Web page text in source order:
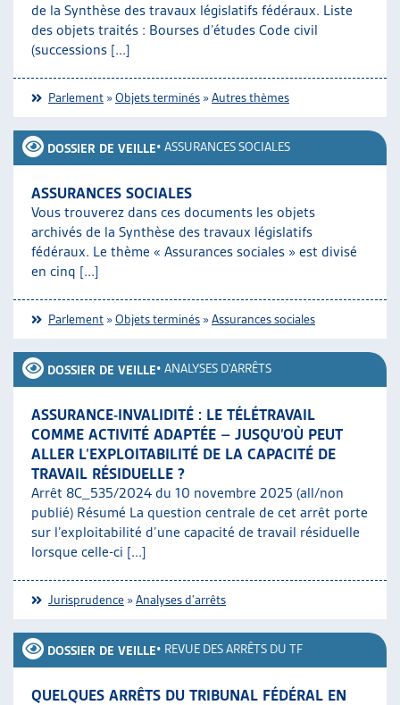
de la Synthèse des travaux législatifs fédéraux. Liste
des objets traités : Bourses d’études Code civil
(successions [...]
Parlement »Objets terminés »Autres thèmes
DOSSIER DE VEILLE• ASSURANCES SOCIALES
ASSURANCES SOCIALES
Vous trouverez dans ces documents les objets
archivés de la Synthèse des travaux législatifs
fédéraux. Le thème « Assurances sociales » est divisé
en cinq [...]
Parlement »Objets terminés »Assurances sociales
DOSSIER DE VEILLE• ANALYSES D'ARRÊTS
ASSURANCE-INVALIDITÉ : LE TÉLÉTRAVAIL
COMME ACTIVITÉ ADAPTÉE – JUSQU’OÙ PEUT
ALLER L’EXPLOITABILITÉ DE LA CAPACITÉ DE
TRAVAIL RÉSIDUELLE ?
Arrêt 8C_535/2024 du 10 novembre 2025 (all/non
publié) Résumé La question centrale de cet arrêt porte
sur l’exploitabilité d’une capacité de travail résiduelle
lorsque celle-ci [...]
Jurisprudence »Analyses d'arrêts
DOSSIER DE VEILLE• REVUE DES ARRÊTS DU TF
QUELQUES ARRÊTS DU TRIBUNAL FÉDÉRAL EN